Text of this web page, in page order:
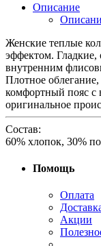
Описание
Женские теплые
эффектом.
внутренним
Плотное
комфортный пояс
оригинальное
Состав:
60% хлопок, 30%
Помощь
Оплата
Акции